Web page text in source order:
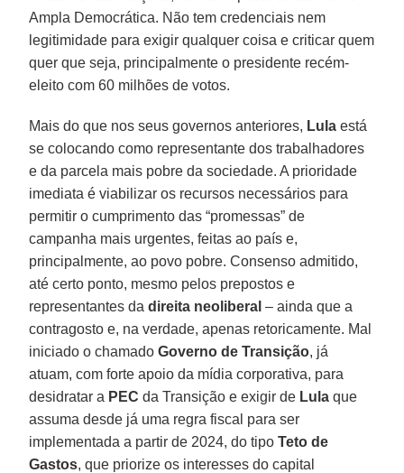
Ampla Democrática. Não tem credenciais nem
legitimidade para exigir qualquer coisa e criticar quem
quer que seja, principalmente o presidente recém-
eleito com 60 milhões de votos.
Mais do que nos seus governos anteriores, Lula está
se colocando como representante dos trabalhadores
e da parcela mais pobre da sociedade. A prioridade
imediata é viabilizar os recursos necessários para
permitir o cumprimento das “promessas” de
campanha mais urgentes, feitas ao país e,
principalmente, ao povo pobre. Consenso admitido,
até certo ponto, mesmo pelos prepostos e
representantes dadireita neoliberal – ainda que a
contragosto e, na verdade, apenas retoricamente. Mal
iniciado o chamadoGoverno de Transição, já
atuam, com forte apoio da mídia corporativa, para
desidratar a PEC da Transição e exigir de Lula que
assuma desde já uma regra fiscal para ser
implementada a partir de 2024, do tipoTeto de
Gastos, que priorize os interesses do capital